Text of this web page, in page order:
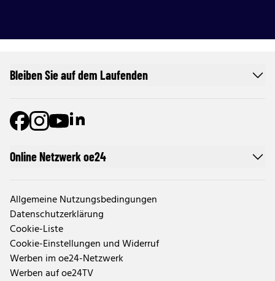
Online Netzwerk oe24
Allgemeine Nutzungsbedingungen
Datenschutzerklärung
Cookie-Liste
Cookie-Einstellungen und Widerruf
Werben im oe24-Netzwerk
Werben auf oe24TV
Bleiben Sie auf dem Laufenden